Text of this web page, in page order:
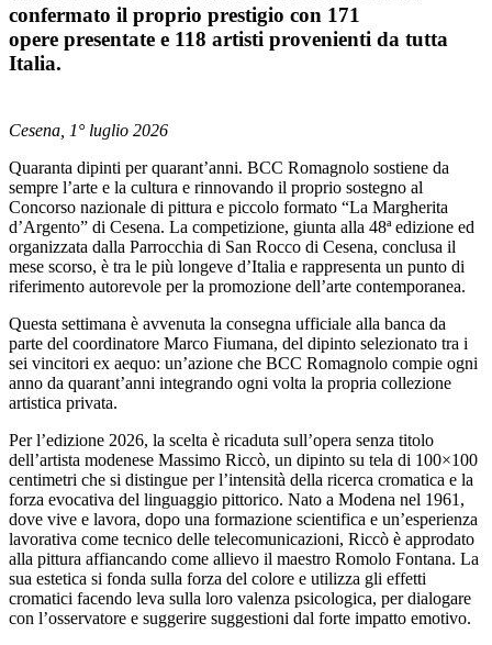
confermato il proprio prestigio con 171
opere presentate e 118 artisti provenienti da tutta
Italia.
Cesena, 1° luglio 2026
Quaranta dipinti per quarant’anni. BCC Romagnolo sostiene da
sempre l’arte e la cultura e rinnovando il proprio sostegno al
Concorso nazionale di pittura e piccolo formato “La Margherita
d’Argento” di Cesena. La competizione, giunta alla 48ª edizione ed
organizzata dalla Parrocchia di San Rocco di Cesena, conclusa il
mese scorso, è tra le più longeve d’Italia e rappresenta un punto di
riferimento autorevole per la promozione dell’arte contemporanea.
Questa settimana è avvenuta la consegna ufficiale alla banca da
parte del coordinatore Marco Fiumana, del dipinto selezionato tra i
sei vincitori ex aequo: un’azione che BCC Romagnolo compie ogni
anno da quarant’anni integrando ogni volta la propria collezione
artistica privata.
Per l’edizione 2026, la scelta è ricaduta sull’opera senza titolo
dell’artista modenese Massimo Riccò, un dipinto su tela di 100×100
centimetri che si distingue per l’intensità della ricerca cromatica e la
forza evocativa del linguaggio pittorico. Nato a Modena nel 1961,
dove vive e lavora, dopo una formazione scientifica e un’esperienza
lavorativa come tecnico delle telecomunicazioni, Riccò è approdato
alla pittura affiancando come allievo il maestro Romolo Fontana. La
sua estetica si fonda sulla forza del colore e utilizza gli effetti
cromatici facendo leva sulla loro valenza psicologica, per dialogare
con l’osservatore e suggerire suggestioni dal forte impatto emotivo.